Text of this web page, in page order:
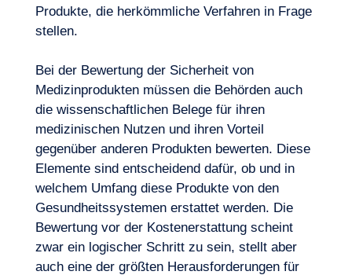
Produkte, die herkömmliche Verfahren in Frage
stellen.
Bei der Bewertung der Sicherheit von
Medizinprodukten müssen die Behörden auch
die wissenschaftlichen Belege für ihren
medizinischen Nutzen und ihren Vorteil
gegenüber anderen Produkten bewerten. Diese
Elemente sind entscheidend dafür, ob und in
welchem Umfang diese Produkte von den
Gesundheitssystemen erstattet werden. Die
Bewertung vor der Kostenerstattung scheint
zwar ein logischer Schritt zu sein, stellt aber
auch eine der größten Herausforderungen für